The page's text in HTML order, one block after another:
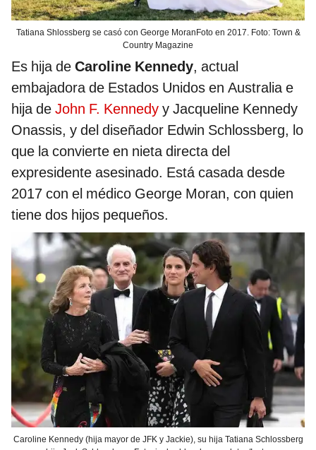
Tatiana Shlossberg se casó con George MoranFoto en 2017. Foto: Town &
Country Magazine
Es hija de Caroline Kennedy, actual
embajadora de Estados Unidos en Australia e
hija de John F. Kennedy y Jacqueline Kennedy
Onassis, y del diseñador Edwin Schlossberg, lo
que la convierte en nieta directa del
expresidente asesinado. Está casada desde
2017 con el médico George Moran, con quien
tiene dos hijos pequeños.
Caroline Kennedy (hija mayor de JFK y Jackie), su hija Tatiana Schlossberg